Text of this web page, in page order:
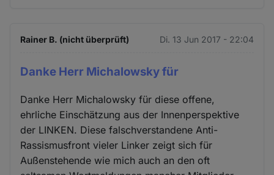
Rainer B. (nicht überprüft) Di. 13 Jun 2017 - 22:04
Danke Herr Michalowsky für
Danke Herr Michalowsky für diese offene,
ehrliche Einschätzung aus der Innenperspektive
der LINKEN. Diese falschverstandene Anti-
Rassismusfront vieler Linker zeigt sich für
Außenstehende wie mich auch an den oft